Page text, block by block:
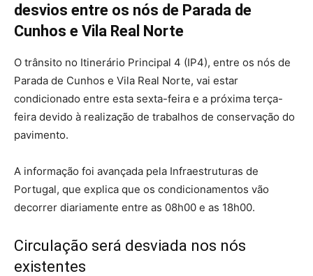
desvios entre os nós de Parada de
Cunhos e Vila Real Norte
O trânsito no Itinerário Principal 4 (IP4), entre os nós de
Parada de Cunhos e Vila Real Norte, vai estar
condicionado entre esta sexta-feira e a próxima terça-
feira devido à realização de trabalhos de conservação do
pavimento.
A informação foi avançada pela Infraestruturas de
Portugal, que explica que os condicionamentos vão
decorrer diariamente entre as 08h00 e as 18h00.
Circulação será desviada nos nós
existentes